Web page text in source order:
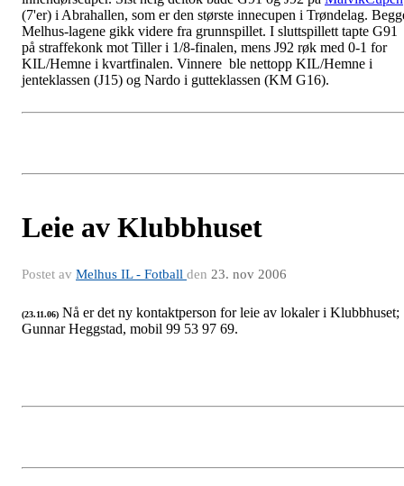
(7'er) i Abrahallen, som er den største innecupen i Trøndelag.
Melhus-lagene gikk videre fra grunnspillet. I sluttspillett tapte G91
på straffekonk mot Tiller i 1/8-finalen, mens J92 røk med 0-1 for
KIL/Hemne i kvartfinalen. Vinnere ble nettopp KIL/Hemne i
jenteklassen (J15) og Nardo i gutteklassen (KM G16).
Leie av Klubbhuset
Postet av Melhus IL - Fotball den 23. nov 2006
(23.11.06) Nå er det ny kontaktperson for leie av lokaler i Klubbhuset;
Gunnar Heggstad, mobil 99 53 97 69.